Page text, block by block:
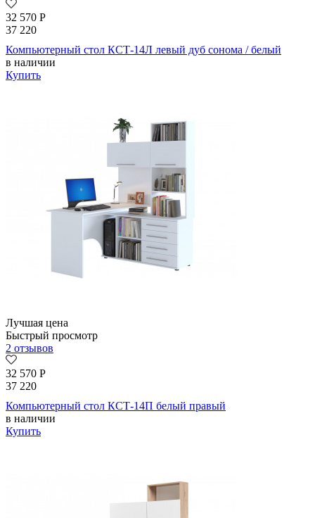
32 570 Р
37 220
Компьютерный стол КСТ-14Л левый дуб сонома / белый
в наличии
Купить
Лучшая цена
Быстрый просмотр
2 отзывов
32 570 Р
37 220
Компьютерный стол КСТ-14П белый правый
в наличии
Купить